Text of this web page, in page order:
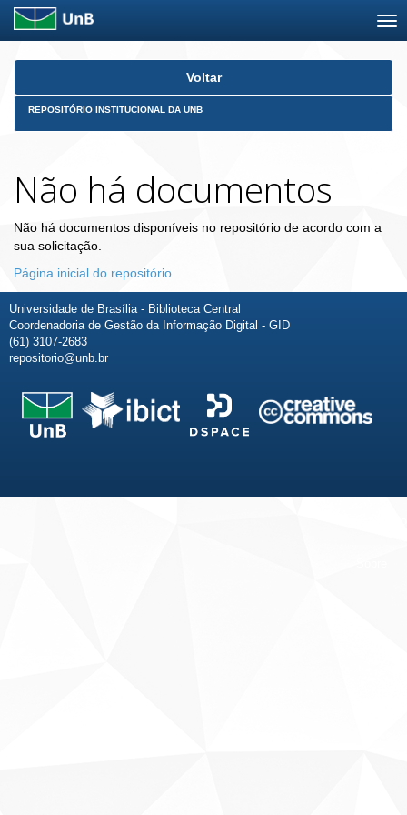
Skip
Voltar
REPOSITÓRIO INSTITUCIONAL DA UNB
Não há documentos
Não há documentos disponíveis no repositório de acordo com a
sua solicitação.
Página inicial do repositório
Universidade de Brasília - Biblioteca Central
Coordenadoria de Gestão da Informação Digital - GID
(61) 3107-2683
repositorio@unb.br